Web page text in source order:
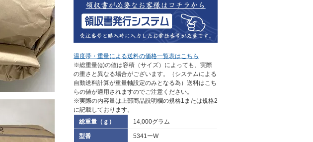
温度帯・重量による送料の価格一覧表はこちら
※総重量(g)の値は容積（サイズ）によっても、実際
の重さと異なる場合がございます。（システムによる
自動送料計算が重量軸設定のみとなる為）送料はこち
らの値が適用されますのでご注意ください。
※実際の内容量は上部商品説明欄の規格1または規格2
に記載しております。
総重量（ｇ）
14,000グラム
型番 5341ーW